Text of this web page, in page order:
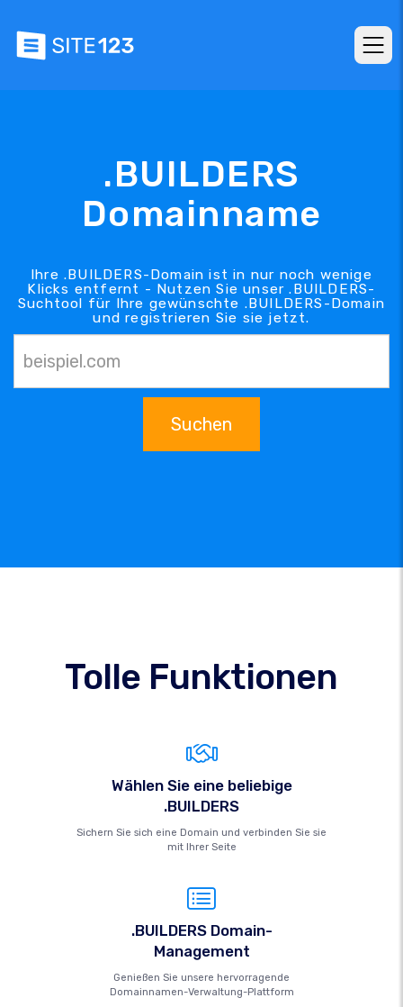
.BUILDERS
Domainname
Ihre .BUILDERS-Domain ist in nur noch wenige
Klicks entfernt - Nutzen Sie unser .BUILDERS-
Suchtool für Ihre gewünschte .BUILDERS-Domain
und registrieren Sie sie jetzt.
Suchen
Tolle Funktionen
Wählen Sie eine beliebige
.BUILDERS
Sichern Sie sich eine Domain und verbinden Sie sie
mit Ihrer Seite
.BUILDERS Domain-
Management
Genießen Sie unsere hervorragende
Domainnamen-Verwaltung-Plattform